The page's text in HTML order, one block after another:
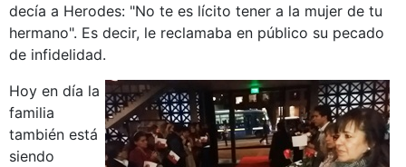
decía a Herodes: "No te es lícito tener a la mujer de tu
hermano". Es decir, le reclamaba en público su pecado
de infidelidad.
Hoy en día la
familia
también está
siendo